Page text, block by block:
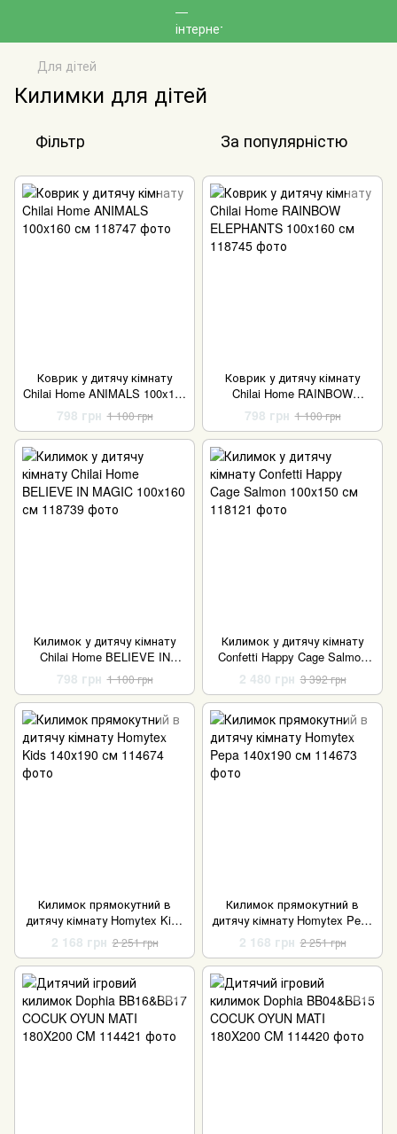
Для дітей
Килимки для дітей
Фільтр За популярністю
Коврик у дитячу кімнату
Chilai Home ANIMALS 100x160
см
798 грн 1 100 грн
Коврик у дитячу кімнату
Chilai Home RAINBOW
ELEPHANTS 100x160 см
798 грн 1 100 грн
Килимок у дитячу кімнату
Chilai Home BELIEVE IN
MAGIC 100x160 см
798 грн 1 100 грн
Килимок у дитячу кімнату
Confetti Happy Cage Salmon
100x150 см
2 480 грн 3 392 грн
Килимок прямокутний в
дитячу кімнату Homytex Kids
140х190 см
2 168 грн 2 251 грн
Килимок прямокутний в
дитячу кімнату Homytex Pepa
140х190 см
2 168 грн 2 251 грн